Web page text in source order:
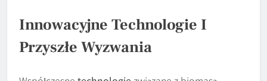
Innowacyjne Technologie I
Przyszłe Wyzwania